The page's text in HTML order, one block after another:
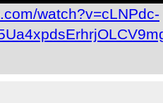
watch?v=cLNPdc-